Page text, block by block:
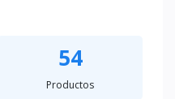
54
Productos